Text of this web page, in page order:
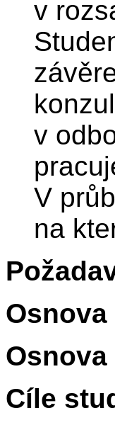
v
v
V
na
Cíle